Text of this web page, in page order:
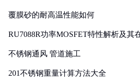
覆膜砂的耐高温性能如何
RU7088R功率MOSFET特性解析及其
不锈钢通风 管道施工
201不锈钢重量计算方法大全